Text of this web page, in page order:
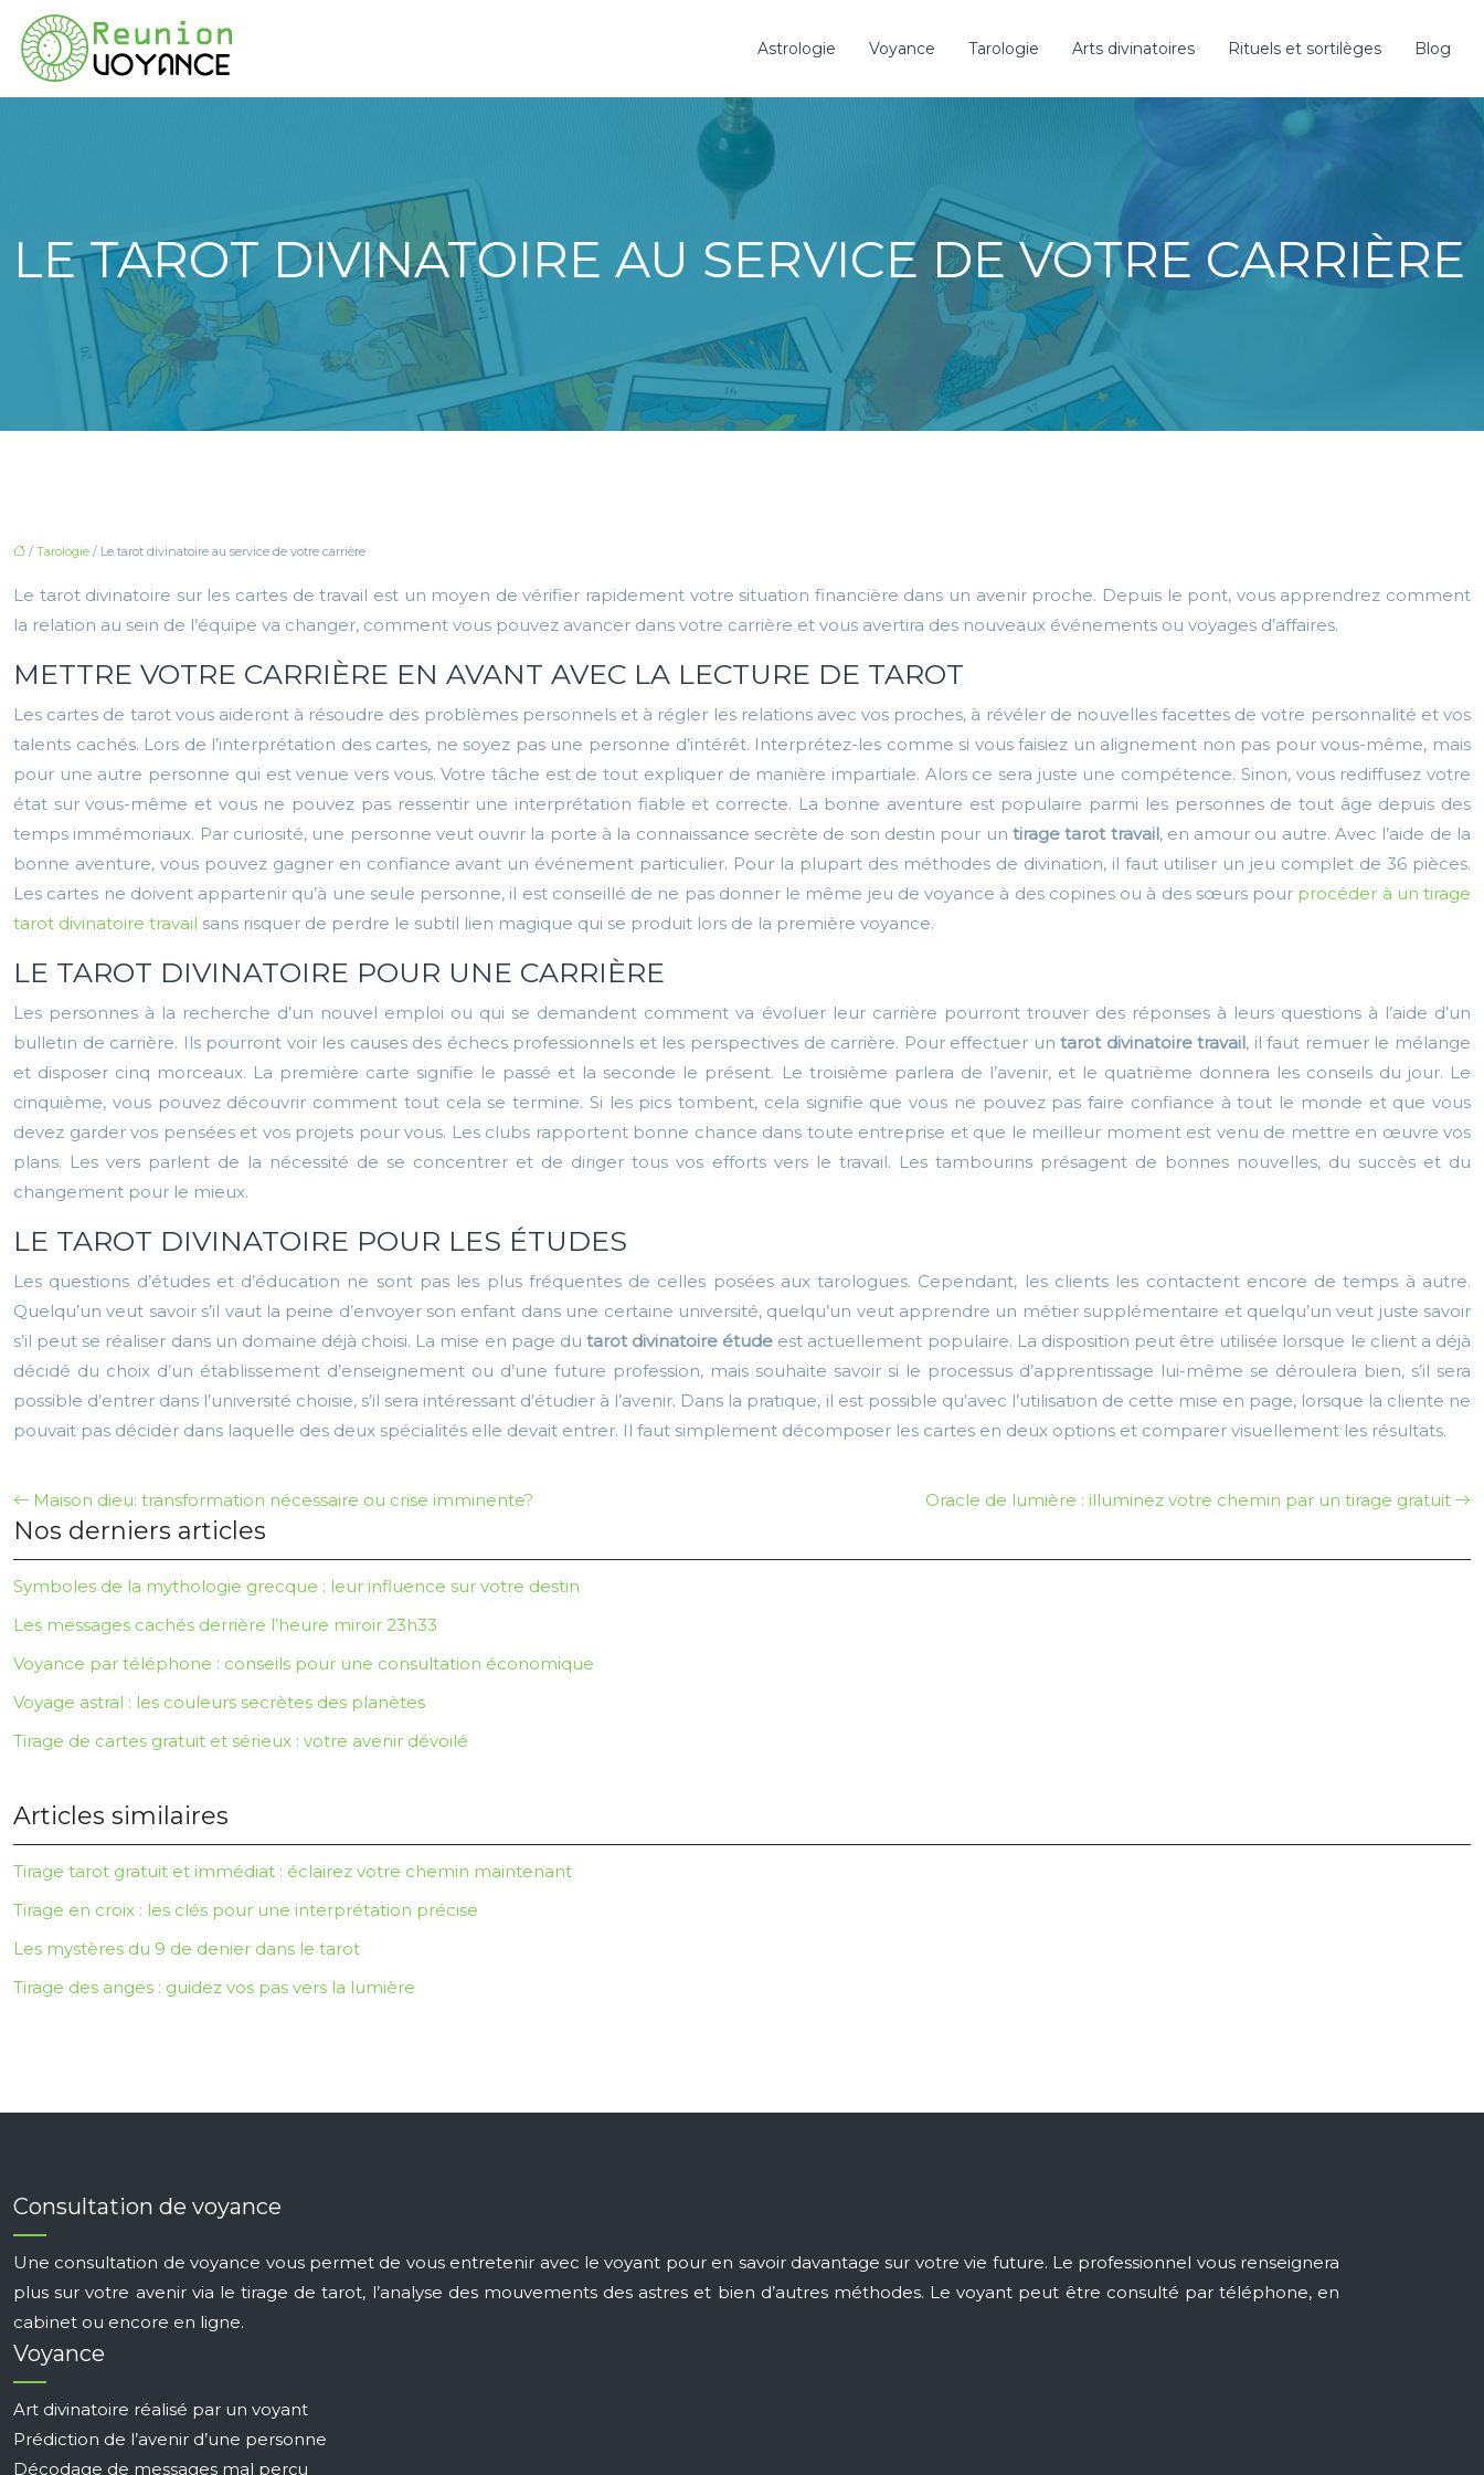
Astrologie Voyance Tarologie Arts divinatoires Rituels et sortilèges Blog
LE TAROT DIVINATOIRE AU SERVICE DE VOTRE CARRIÈRE
/ Tarologie / Le tarot divinatoire au service de votre carrière
Le tarot divinatoire sur les cartes de travail est un moyen de vérifier rapidement votre situation financière dans un avenir proche. Depuis le pont, vous apprendrez comment
la relation au sein de l’équipe va changer, comment vous pouvez avancer dans votre carrière et vous avertira des nouveaux événements ou voyages d’affaires.
METTRE VOTRE CARRIÈRE EN AVANT AVEC LA LECTURE DE TAROT
Les cartes de tarot vous aideront à résoudre des problèmes personnels et à régler les relations avec vos proches, à révéler de nouvelles facettes de votre personnalité et vos
talents cachés. Lors de l’interprétation des cartes, ne soyez pas une personne d’intérêt. Interprétez-les comme si vous faisiez un alignement non pas pour vous-même, mais
pour une autre personne qui est venue vers vous. Votre tâche est de tout expliquer de manière impartiale. Alors ce sera juste une compétence. Sinon, vous rediffusez votre
état sur vous-même et vous ne pouvez pas ressentir une interprétation fiable et correcte. La bonne aventure est populaire parmi les personnes de tout âge depuis des
temps immémoriaux. Par curiosité, une personne veut ouvrir la porte à la connaissance secrète de son destin pour un tirage tarot travail, en amour ou autre. Avec l’aide de la
bonne aventure, vous pouvez gagner en confiance avant un événement particulier. Pour la plupart des méthodes de divination, il faut utiliser un jeu complet de 36 pièces.
Les cartes ne doivent appartenir qu’à une seule personne, il est conseillé de ne pas donner le même jeu de voyance à des copines ou à des sœurs pour procéder à un tirage
tarot divinatoire travail sans risquer de perdre le subtil lien magique qui se produit lors de la première voyance.
LE TAROT DIVINATOIRE POUR UNE CARRIÈRE
Les personnes à la recherche d’un nouvel emploi ou qui se demandent comment va évoluer leur carrière pourront trouver des réponses à leurs questions à l’aide d’un
bulletin de carrière. Ils pourront voir les causes des échecs professionnels et les perspectives de carrière. Pour effectuer untarot divinatoire travail, il faut remuer le mélange
et disposer cinq morceaux. La première carte signifie le passé et la seconde le présent. Le troisième parlera de l’avenir, et le quatrième donnera les conseils du jour. Le
cinquième, vous pouvez découvrir comment tout cela se termine. Si les pics tombent, cela signifie que vous ne pouvez pas faire confiance à tout le monde et que vous
devez garder vos pensées et vos projets pour vous. Les clubs rapportent bonne chance dans toute entreprise et que le meilleur moment est venu de mettre en œuvre vos
plans. Les vers parlent de la nécessité de se concentrer et de diriger tous vos efforts vers le travail. Les tambourins présagent de bonnes nouvelles, du succès et du
changement pour le mieux.
LE TAROT DIVINATOIRE POUR LES ÉTUDES
Les questions d’études et d’éducation ne sont pas les plus fréquentes de celles posées aux tarologues. Cependant, les clients les contactent encore de temps à autre.
Quelqu’un veut savoir s’il vaut la peine d’envoyer son enfant dans une certaine université, quelqu’un veut apprendre un métier supplémentaire et quelqu’un veut juste savoir
s’il peut se réaliser dans un domaine déjà choisi. La mise en page du tarot divinatoire étude est actuellement populaire. La disposition peut être utilisée lorsque le client a déjà
décidé du choix d’un établissement d’enseignement ou d’une future profession, mais souhaite savoir si le processus d’apprentissage lui-même se déroulera bien, s’il sera
possible d’entrer dans l’université choisie, s’il sera intéressant d’étudier à l’avenir. Dans la pratique, il est possible qu’avec l’utilisation de cette mise en page, lorsque la cliente ne
pouvait pas décider dans laquelle des deux spécialités elle devait entrer. Il faut simplement décomposer les cartes en deux options et comparer visuellement les résultats.
Maison dieu: transformation nécessaire ou crise imminente? Oracle de lumière : illuminez votre chemin par un tirage gratuit
Nos derniers articles
Symboles de la mythologie grecque : leur influence sur votre destin
Les messages cachés derrière l’heure miroir 23h33
Voyance par téléphone : conseils pour une consultation économique
Voyage astral : les couleurs secrètes des planètes
Tirage de cartes gratuit et sérieux : votre avenir dévoilé
Articles similaires
Tirage tarot gratuit et immédiat : éclairez votre chemin maintenant
Tirage en croix : les clés pour une interprétation précise
Les mystères du 9 de denier dans le tarot
Tirage des anges : guidez vos pas vers la lumière
Consultation de voyance
Une consultation de voyance vous permet de vous entretenir avec le voyant pour en savoir davantage sur votre vie future. Le professionnel vous renseignera
plus sur votre avenir via le tirage de tarot, l’analyse des mouvements des astres et bien d’autres méthodes. Le voyant peut être consulté par téléphone, en
cabinet ou encore en ligne.
Voyance
Art divinatoire réalisé par un voyant
Prédiction de l’avenir d’une personne
Décodage de messages mal perçu